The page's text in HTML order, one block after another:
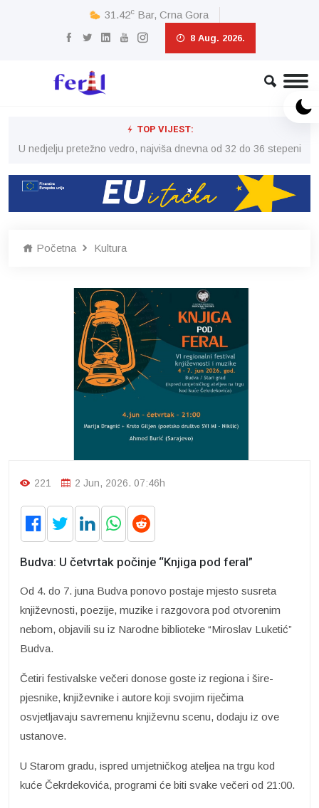
31.42c Bar, Crna Gora
8 Aug. 2026.
TOP VIJEST:
U nedjelju pretežno vedro, najviša dnevna od 32 do 36 stepeni
Početna Kultura
221 2 Jun, 2026. 07:46h
Budva: U četvrtak počinje “Knjiga pod feral”
Od 4. do 7. juna Budva ponovo postaje mjesto susreta
književnosti, poezije, muzike i razgovora pod otvorenim
nebom, objavili su iz Narodne biblioteke “Miroslav Luketić”
Budva.
Četiri festivalske večeri donose goste iz regiona i šire-
pjesnike, književnike i autore koji svojim riječima
osvjetljavaju savremenu književnu scenu, dodaju iz ove
ustanove.
U Starom gradu, ispred umjetničkog ateljea na trgu kod
kuće Čekrdekovića, programi će biti svake večeri od 21:00.